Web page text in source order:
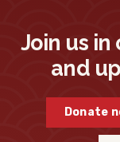
Join us in
and
Donate